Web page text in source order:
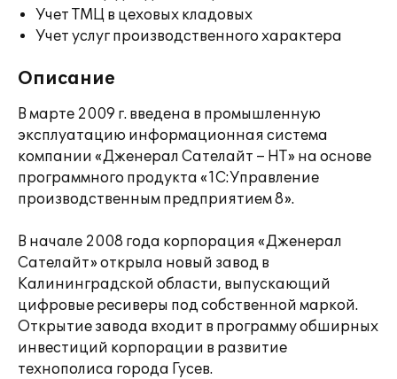
Учет ТМЦ в цеховых кладовых
Учет услуг производственного характера
Описание
В марте 2009 г. введена в промышленную
эксплуатацию информационная система
компании «Дженерал Сателайт – НТ» на основе
программного продукта «1С:Управление
производственным предприятием 8».
В начале 2008 года корпорация «Дженерал
Сателайт» открыла новый завод в
Калининградской области, выпускающий
цифровые ресиверы под собственной маркой.
Открытие завода входит в программу обширных
инвестиций корпорации в развитие
технополиса города Гусев.